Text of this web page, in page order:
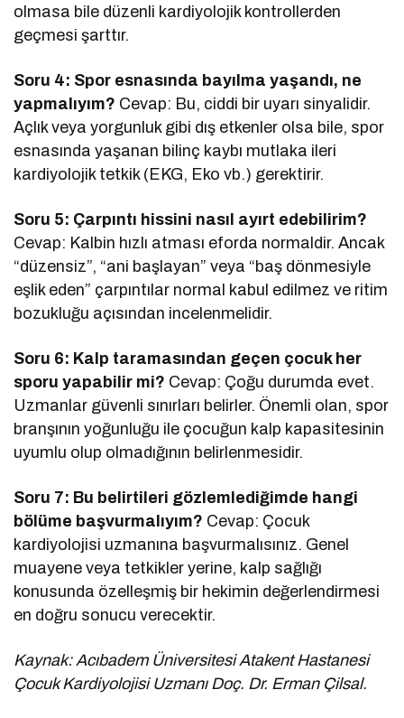
olmasa bile düzenli kardiyolojik kontrollerden
geçmesi şarttır.
Soru 4: Spor esnasında bayılma yaşandı, ne
yapmalıyım? Cevap: Bu, ciddi bir uyarı sinyalidir.
Açlık veya yorgunluk gibi dış etkenler olsa bile, spor
esnasında yaşanan bilinç kaybı mutlaka ileri
kardiyolojik tetkik (EKG, Eko vb.) gerektirir.
Soru 5: Çarpıntı hissini nasıl ayırt edebilirim?
Cevap: Kalbin hızlı atması eforda normaldir. Ancak
“düzensiz”, “ani başlayan” veya “baş dönmesiyle
eşlik eden” çarpıntılar normal kabul edilmez ve ritim
bozukluğu açısından incelenmelidir.
Soru 6: Kalp taramasından geçen çocuk her
sporu yapabilir mi? Cevap: Çoğu durumda evet.
Uzmanlar güvenli sınırları belirler. Önemli olan, spor
branşının yoğunluğu ile çocuğun kalp kapasitesinin
uyumlu olup olmadığının belirlenmesidir.
Soru 7: Bu belirtileri gözlemlediğimde hangi
bölüme başvurmalıyım? Cevap: Çocuk
kardiyolojisi uzmanına başvurmalısınız. Genel
muayene veya tetkikler yerine, kalp sağlığı
konusunda özelleşmiş bir hekimin değerlendirmesi
en doğru sonucu verecektir.
Kaynak: Acıbadem Üniversitesi Atakent Hastanesi
Çocuk Kardiyolojisi Uzmanı Doç. Dr. Erman Çilsal.